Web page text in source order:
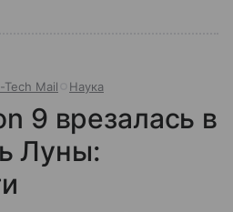
Tech Mail Наука
9 врезалась в
Луны: